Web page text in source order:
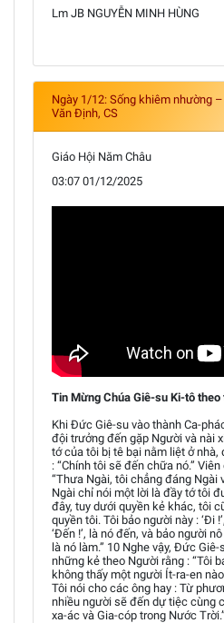
Lm JB NGUYỄN MINH HÙNG
Ngày 1/12: Sống khiêm nhường
Văn Định, CS
Giáo Hội Năm Châu
03:07 01/12/2025
Tin Mừng Chúa Giê-su Ki-tô
Khi Đức Giê-su vào thành Ca-
đội trưởng đến gặp Người và nài
tớ của tôi bị tê bại nằm liệt ở nhà,
: “Chính tôi sẽ đến chữa nó.”
“Thưa Ngài, tôi chẳng đáng Ngài
Ngài chỉ nói một lời là đầy tớ tôi
đây, tuy dưới quyền kẻ khác, tôi
quyền tôi. Tôi bảo người này : ‘Đi
‘Đến !’, là nó đến, và bảo người
là nó làm.” 10 Nghe vậy, Đức
những kẻ theo Người rằng : “Tôi
không thấy một người Ít-ra-en
Tôi nói cho các ông hay : Từ
nhiều người sẽ đến dự tiệc cùng
xa-ác và Gia-cóp trong Nước Trời.”